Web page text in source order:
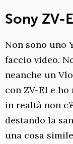
Sony ZV-
Non sono uno
faccio video.
neanche un
con ZV-E1 e
in realtà non
destando la
una cosa